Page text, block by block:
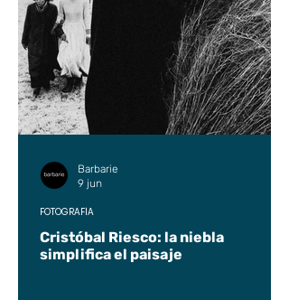
Cristóbal Riesco: la niebla
simplifica el paisaje
FOTOGRAFÍA
Barbarie
9 jun